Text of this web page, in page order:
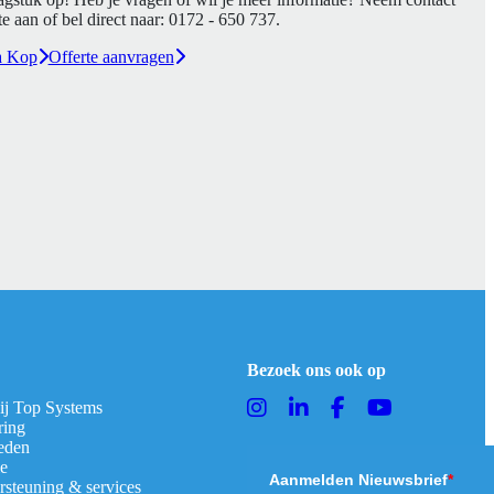
aan of bel direct naar: 0172 - 650 737.
Kop Offerte aanvragen
Top Systems
& services
Bezoek ons ook op
Aanmelden Nieuwsbrief*